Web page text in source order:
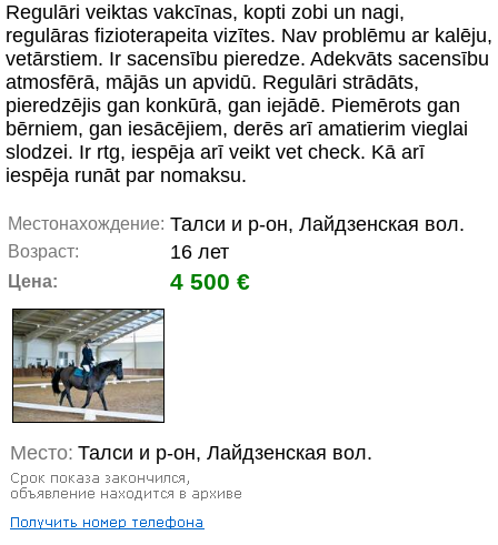
Regulāri veiktas vakcīnas, kopti zobi un nagi,
regulāras fizioterapeita vizītes. Nav problēmu ar kalēju,
vetārstiem. Ir sacensību pieredze. Adekvāts sacensību
atmosfērā, mājās un apvidū. Regulāri strādāts,
pieredzējis gan konkūrā, gan iejādē. Piemērots gan
bērniem, gan iesācējiem, derēs arī amatierim vieglai
slodzei. Ir rtg, iespēja arī veikt vet check. Kā arī
iespēja runāt par nomaksu.
Местонахождение: Талси и р-он, Лайдзенская вол.
Возраст: 16 лет
Цена: 4 500 €
Место: Талси и р-он, Лайдзенская вол.